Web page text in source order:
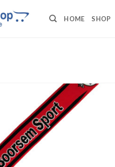
HOME SHOP